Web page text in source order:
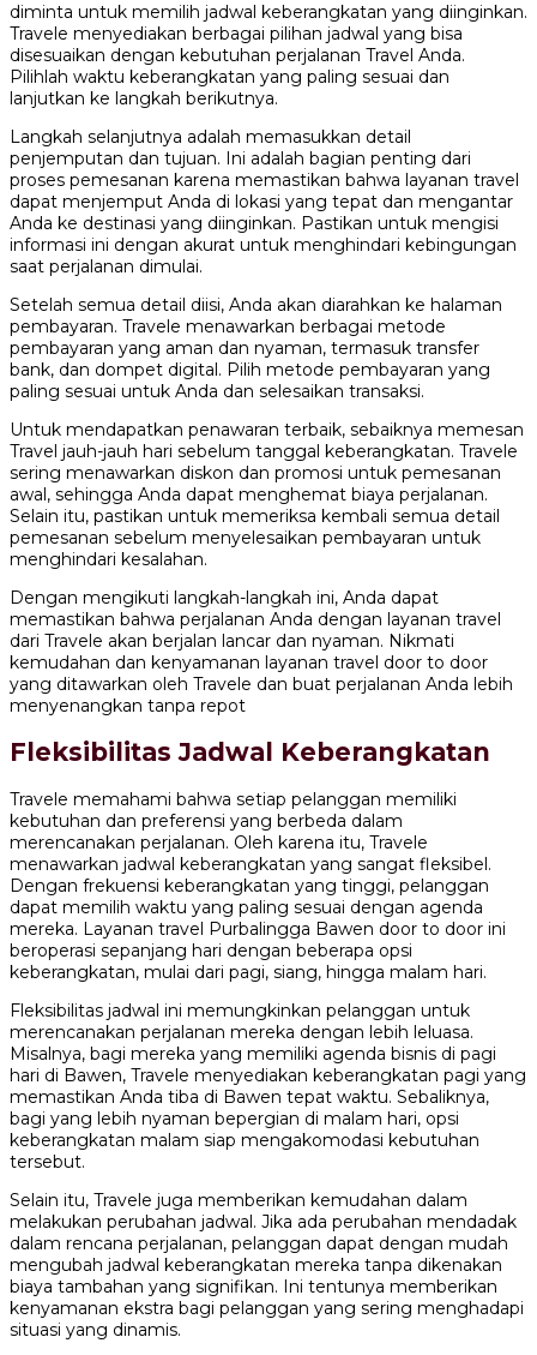
diminta untuk memilih jadwal keberangkatan yang diinginkan.
Travele menyediakan berbagai pilihan jadwal yang bisa
disesuaikan dengan kebutuhan perjalanan Travel Anda.
Pilihlah waktu keberangkatan yang paling sesuai dan
lanjutkan ke langkah berikutnya.
Langkah selanjutnya adalah memasukkan detail
penjemputan dan tujuan. Ini adalah bagian penting dari
proses pemesanan karena memastikan bahwa layanan travel
dapat menjemput Anda di lokasi yang tepat dan mengantar
Anda ke destinasi yang diinginkan. Pastikan untuk mengisi
informasi ini dengan akurat untuk menghindari kebingungan
saat perjalanan dimulai.
Setelah semua detail diisi, Anda akan diarahkan ke halaman
pembayaran. Travele menawarkan berbagai metode
pembayaran yang aman dan nyaman, termasuk transfer
bank, dan dompet digital. Pilih metode pembayaran yang
paling sesuai untuk Anda dan selesaikan transaksi.
Untuk mendapatkan penawaran terbaik, sebaiknya memesan
Travel jauh-jauh hari sebelum tanggal keberangkatan. Travele
sering menawarkan diskon dan promosi untuk pemesanan
awal, sehingga Anda dapat menghemat biaya perjalanan.
Selain itu, pastikan untuk memeriksa kembali semua detail
pemesanan sebelum menyelesaikan pembayaran untuk
menghindari kesalahan.
Dengan mengikuti langkah-langkah ini, Anda dapat
memastikan bahwa perjalanan Anda dengan layanan travel
dari Travele akan berjalan lancar dan nyaman. Nikmati
kemudahan dan kenyamanan layanan travel door to door
yang ditawarkan oleh Travele dan buat perjalanan Anda lebih
menyenangkan tanpa repot
Fleksibilitas Jadwal Keberangkatan
Travele memahami bahwa setiap pelanggan memiliki
kebutuhan dan preferensi yang berbeda dalam
merencanakan perjalanan. Oleh karena itu, Travele
menawarkan jadwal keberangkatan yang sangat fleksibel.
Dengan frekuensi keberangkatan yang tinggi, pelanggan
dapat memilih waktu yang paling sesuai dengan agenda
mereka. Layanan travel Purbalingga Bawen door to door ini
beroperasi sepanjang hari dengan beberapa opsi
keberangkatan, mulai dari pagi, siang, hingga malam hari.
Fleksibilitas jadwal ini memungkinkan pelanggan untuk
merencanakan perjalanan mereka dengan lebih leluasa.
Misalnya, bagi mereka yang memiliki agenda bisnis di pagi
hari di Bawen, Travele menyediakan keberangkatan pagi yang
memastikan Anda tiba di Bawen tepat waktu. Sebaliknya,
bagi yang lebih nyaman bepergian di malam hari, opsi
keberangkatan malam siap mengakomodasi kebutuhan
tersebut.
Selain itu, Travele juga memberikan kemudahan dalam
melakukan perubahan jadwal. Jika ada perubahan mendadak
dalam rencana perjalanan, pelanggan dapat dengan mudah
mengubah jadwal keberangkatan mereka tanpa dikenakan
biaya tambahan yang signifikan. Ini tentunya memberikan
kenyamanan ekstra bagi pelanggan yang sering menghadapi
situasi yang dinamis.